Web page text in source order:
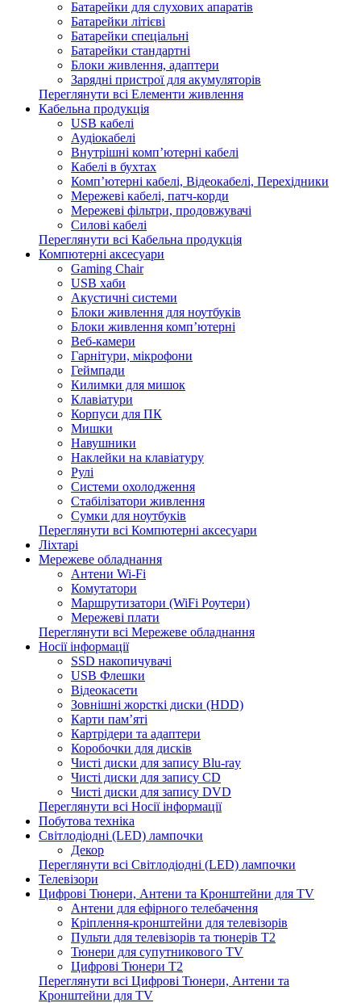
Батарейки для слухових апаратів
Батарейки літієві
Батарейки спеціальні
Батарейки стандартні
Блоки живлення, адаптери
Зарядні пристрої для акумуляторів
Переглянути всі Елементи живлення
Кабельна продукція
USB кабелі
Аудіокабелі
Внутрішні комп’ютерні кабелі
Кабелі в бухтах
Комп’ютерні кабелі, Відеокабелі, Перехідники
Мережеві кабелі, патч-корди
Мережеві фільтри, продовжувачі
Силові кабелі
Переглянути всі Кабельна продукція
Компютерні аксесуари
Gaming Chair
USB хаби
Акустичні системи
Блоки живлення для ноутбуків
Блоки живлення комп’ютерні
Веб-камери
Гарнітури, мікрофони
Геймпади
Килимки для мишок
Клавіатури
Корпуси для ПК
Мишки
Навушники
Наклейки на клавіатуру
Рулі
Системи охолодження
Стабілізатори живлення
Сумки для ноутбуків
Переглянути всі Компютерні аксесуари
Ліхтарі
Мережеве обладнання
Антени Wi-Fi
Комутатори
Маршрутизатори (WiFi Роутери)
Мережеві плати
Переглянути всі Мережеве обладнання
Носії інформації
SSD накопичувачі
USB Флешки
Відеокасети
Зовнішні жорсткі диски (HDD)
Карти пам’яті
Картрідери та адаптери
Коробочки для дисків
Чисті диски для запису Blu-ray
Чисті диски для запису CD
Чисті диски для запису DVD
Переглянути всі Носії інформації
Побутова техніка
Світлодіодні (LED) лампочки
Декор
Переглянути всі Світлодіодні (LED) лампочки
Телевізори
Цифрові Тюнери, Антени та Кронштейни для TV
Антени для ефірного телебачення
Кріплення-кронштейни для телевізорів
Пульти для телевізорів та тюнерів T2
Тюнери для супутникового TV
Цифрові Тюнери T2
Переглянути всі Цифрові Тюнери, Антени та
Кронштейни для TV